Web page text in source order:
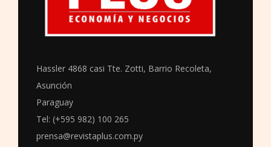
Hassler 4868 casi Tte. Zotti, Barrio Recoleta,
Asunción
Paraguay
Tel: (+595 982) 100 265
prensa@revistaplus.com.py